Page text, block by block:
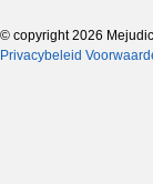
© copyright 2026
Privacybeleid